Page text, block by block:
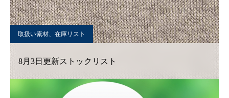
取扱い素材、在庫リスト
8月3日更新ストックリスト